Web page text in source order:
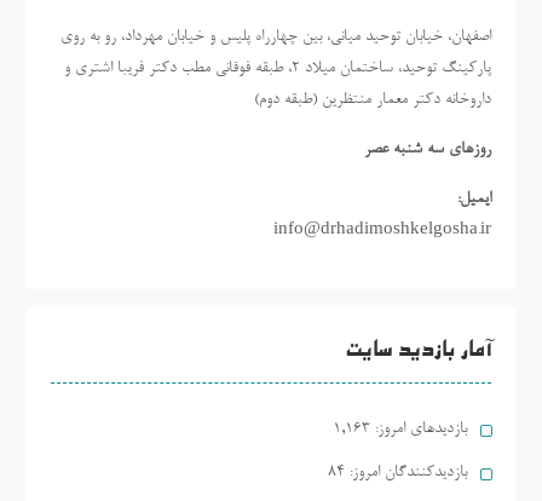
اصفهان، خیابان توحید میانی، بین چهارراه پلیس و خیابان مهرداد، رو به روی
پارکینگ توحید، ساختمان میلاد ٢، طبقه فوقانی مطب دکتر فریبا اشتری و
داروخانه دکتر معمار منتظرین (طبقه دوم)
روزهاي سه شنبه عصر
ایمیل:
info@drhadimoshkelgosha.ir
آمار بازدید سایت
بازدیدهای امروز: 1,163
بازدیدکنندگان امروز: 84